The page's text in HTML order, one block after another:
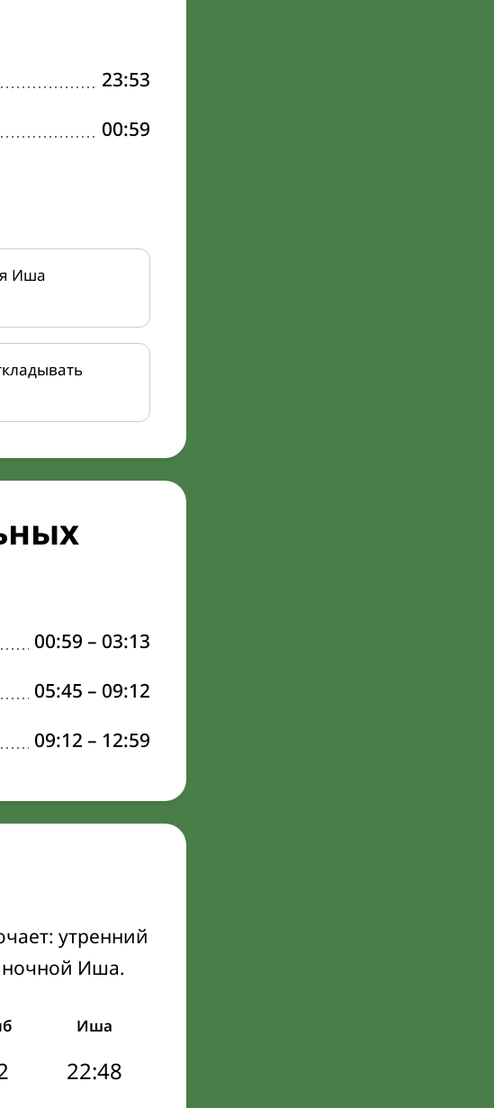
23:53
00:59
Иша
00:59 – 03:13
05:45 – 09:12
09:12 – 12:59
утренний
ночной Иша.
Иша
22:48